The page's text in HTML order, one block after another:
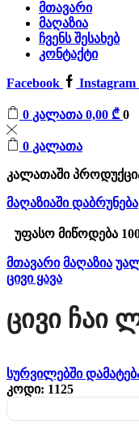
მთავარი
მაღაზია
ჩვენს შესახებ
კონტაქტი
Facebook Instagram
0 კალათა 0,00 ₾ 0
0 კალათა
კალათაში
მაღაზიაში დაბრუნება
უფასო მიწოდება
მთავარი მაღაზია
ცივი ყავა
Ცივი Ჩაი
სურვილებში
კოდი: 1125